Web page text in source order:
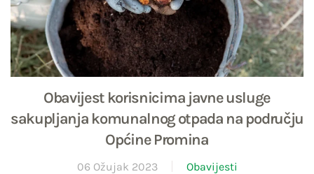
Obavijest korisnicima javne usluge
sakupljanja komunalnog otpada na području
Općine Promina
06 Ožujak 2023 Obavijesti